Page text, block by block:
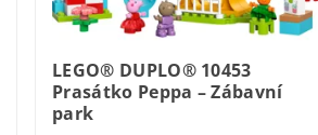
LEGO® DUPLO® 10453
Prasátko Peppa – Zábavní
park